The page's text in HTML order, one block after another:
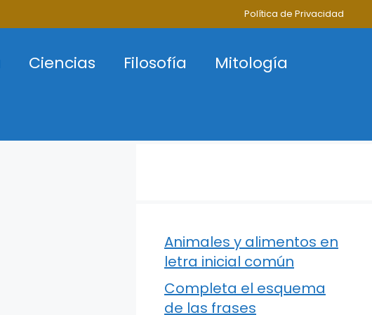
Política de Privacidad
Ciencias Filosofía
Mitología
Animales y alimentos en
letra inicial común
Completa el esquema
de las frases